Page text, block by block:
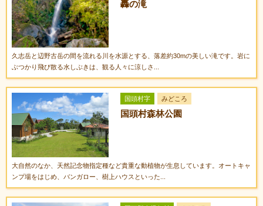
轟の滝
久志岳と辺野古岳の間を流れる川を水源とする、落差約30mの美しい滝です。岩に
ぶつかり飛び散る水しぶきは、観る人々に涼しさ...
国頭村字 みどころ
国頭村森林公園
大自然のなか、天然記念物指定種など貴重な動植物が生息しています。オートキャ
ンプ場をはじめ、バンガロー、樹上ハウスといった...